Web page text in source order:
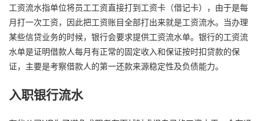
工资流水指单位将员工工资直接打到工资卡（借记卡），由于是每
月打一次工资，因此把工资账目全部打出来就是工资流水。当办理
某些信贷业务的时候，银行会要求提供工资流水单。银行的工资流
水单是证明借款人每月有正常的固定收入和保证按时扣贷款的保
证，主要是考察借款人的第一还款来源稳定性及负债能力。
入职银行流水